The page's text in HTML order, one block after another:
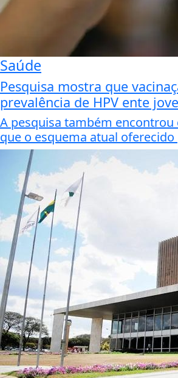
Saúde
Pesquisa mostra que
prevalência de HPV ente
A pesquisa também encontrou
que o esquema atual oferecido